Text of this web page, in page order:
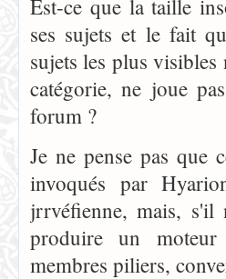
Est-ce que la taille
ses sujets et le fait
sujets les plus
catégorie, ne joue
forum ?
Je ne pense pas que
invoqués par
jrrvéfienne, mais, s'il
produire un
membres piliers,